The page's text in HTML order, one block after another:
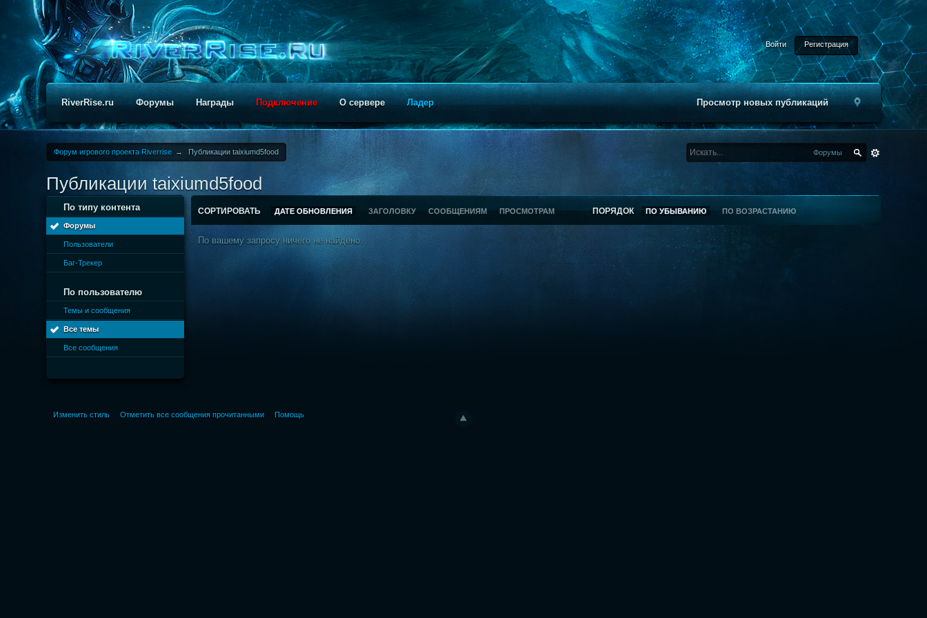
Войти Регистрация
Просмотр новых публикаций
RiverRise.ru Форумы Награды Подключение О сервере Ладер
Форум игрового проекта Riverrise → Публикации taixiumd5food Форумы
Публикации taixiumd5food
По типу контента
Форумы
Пользователи
Баг-Трекер
По пользователю
Темы и сообщения
Все темы
Все сообщения
СОРТИРОВАТЬ ДАТЕ ОБНОВЛЕНИЯ ЗАГОЛОВКУ СООБЩЕНИЯМ ПРОСМОТРАМ ПОРЯДОК ПО УБЫВАНИЮ ПО ВОЗРАСТАНИЮ
По вашему запросу ничего не найдено.
Изменить стиль Отметить все сообщения прочитанными Помощь